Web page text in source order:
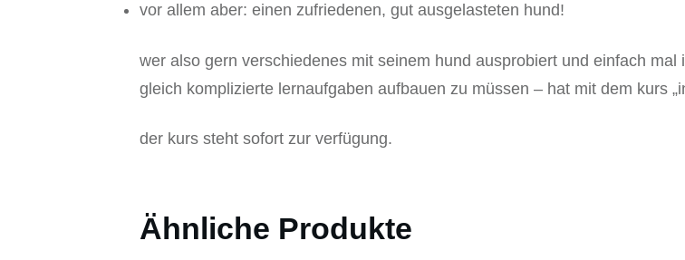
vor allem aber: einen zufriedenen, gut ausgelasteten hund!
wer also gern verschiedenes mit seinem hund ausprobiert und einfach
gleich komplizierte lernaufgaben aufbauen zu müssen – hat mit dem kurs
der kurs steht sofort zur verfügung.
Ähnliche Produkte